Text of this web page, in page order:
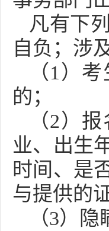
凡有下
自负；涉
（1）
的；
（2）
业、出生
时间、是
与提供的
（3）